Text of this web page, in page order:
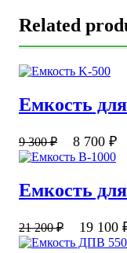
Related
Емкость
9 300₽ 8 700 ₽
Емкость
21 200₽ 19 100